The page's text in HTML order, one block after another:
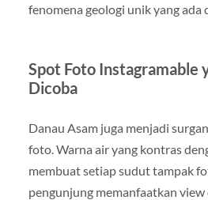
fenomena geologi unik yang ada
Spot Foto Instagramable
Dicoba
Danau Asam juga menjadi
foto. Warna air yang kontras
membuat setiap sudut tampak
pengunjung memanfaatkan view